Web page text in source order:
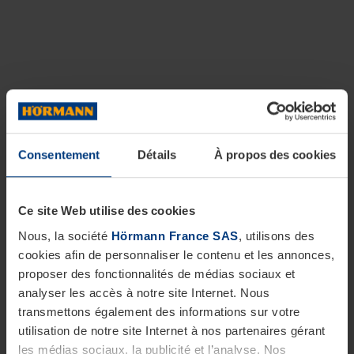
Consentement Détails À propos des cookies
Ce site Web utilise des cookies
Nous, la société Hörmann France SAS, utilisons des
cookies afin de personnaliser le contenu et les annonces,
proposer des fonctionnalités de médias sociaux et
analyser les accès à notre site Internet. Nous
transmettons également des informations sur votre
utilisation de notre site Internet à nos partenaires gérant
les médias sociaux, la publicité et l’analyse. Nos